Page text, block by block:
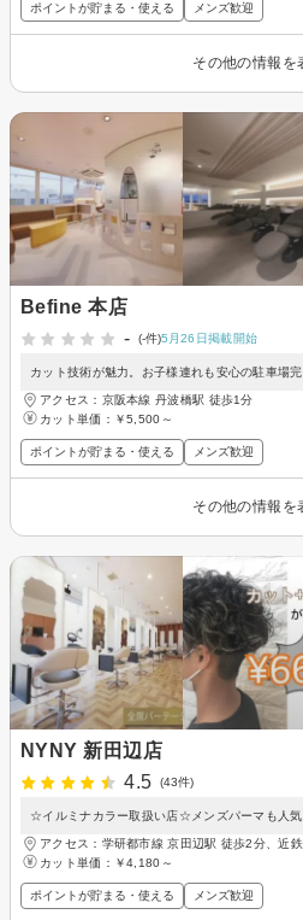
ポイントが貯まる・使える メンズ歓迎
その他の情報を
Befine 本店
-
(-件)5月26日掲載開始
カット技術が魅力。お子様連れも安心の駐車場
アクセス：京阪本線 丹波橋駅 徒歩1分
カット単価： ￥5,500～
ポイントが貯まる・使える メンズ歓迎
その他の情報を
NYNY 新田辺店
4.5
(43件)
☆イルミナカラー取扱い店☆メンズパーマも人
アクセス：学研都市線 京田辺駅 徒歩2分、近
カット単価： ￥4,180～
ポイントが貯まる・使える メンズ歓迎